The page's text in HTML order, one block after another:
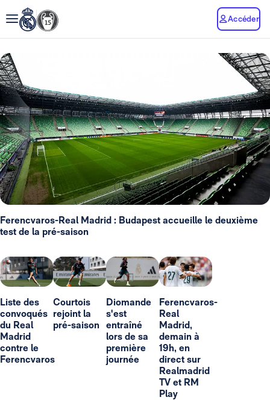
Accéder
Ferencvaros-Real Madrid : Budapest accueille le deuxième
test de la pré-saison
Liste des
convoqués
du Real
Madrid
contre le
Ferencvaros
Courtois
rejoint la
pré-saison
Diomande
s'est
entraîné
lors de sa
première
journée
Ferencvaros-
Real
Madrid,
demain à
19h, en
direct sur
Realmadrid
TV et RM
Play